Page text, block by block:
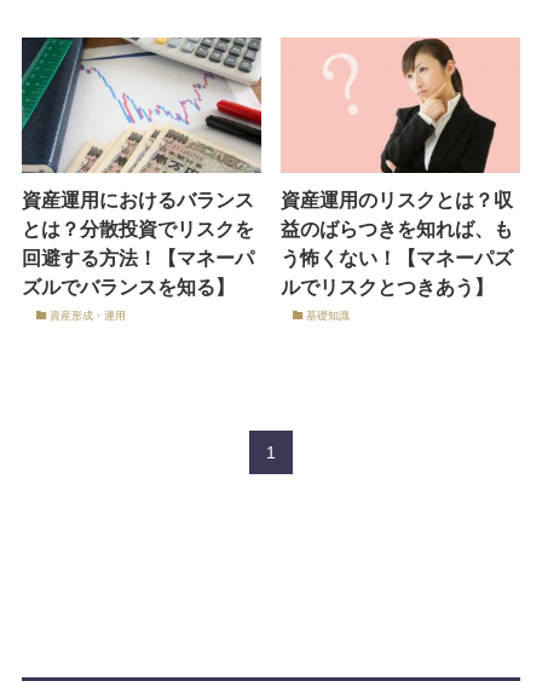
資産運用におけるバランス
とは？分散投資でリスクを
回避する方法！【マネーパ
ズルでバランスを知る】
資産形成・運用
資産運用のリスクとは？収
益のばらつきを知れば、も
う怖くない！【マネーパズ
ルでリスクとつきあう】
基礎知識
1